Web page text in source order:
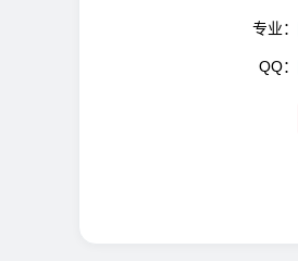
专业：
QQ：